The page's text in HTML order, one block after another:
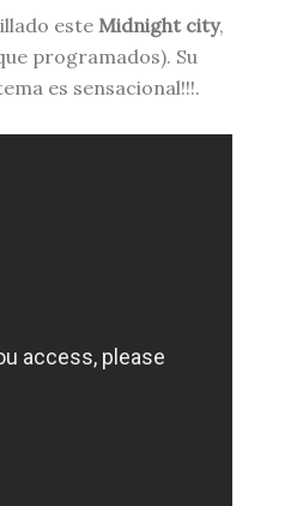
esteMidnight city,
programados). Su
es sensacional!!!.